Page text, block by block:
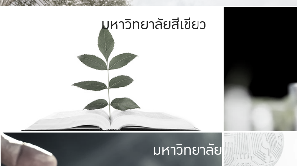
มหาวิทยาลัยสีเขียว
มหาวิทยาลัย